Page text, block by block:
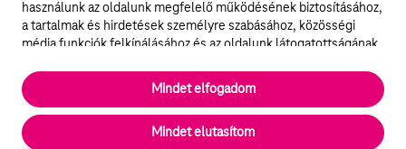
Közösségi média
Cookie beállítások
English
használunk az oldalunk megfelelő működésének biztosításához,
a tartalmak és hirdetések személyre szabásához, közösségi
média funkciók felkínálásához és az oldalunk látogatottságának
elengedhetetlenek a weboldal működéséhez és nem lehet
kikapcsolni őket a weboldal látogatása során rendszerünkből. A
statisztikai, vagy marketing célú sütik segítségével bizonyos
esetekben az oldalhasználattal kapcsolatos információkat is
Mindet elutasítom
Mindet elfogadom